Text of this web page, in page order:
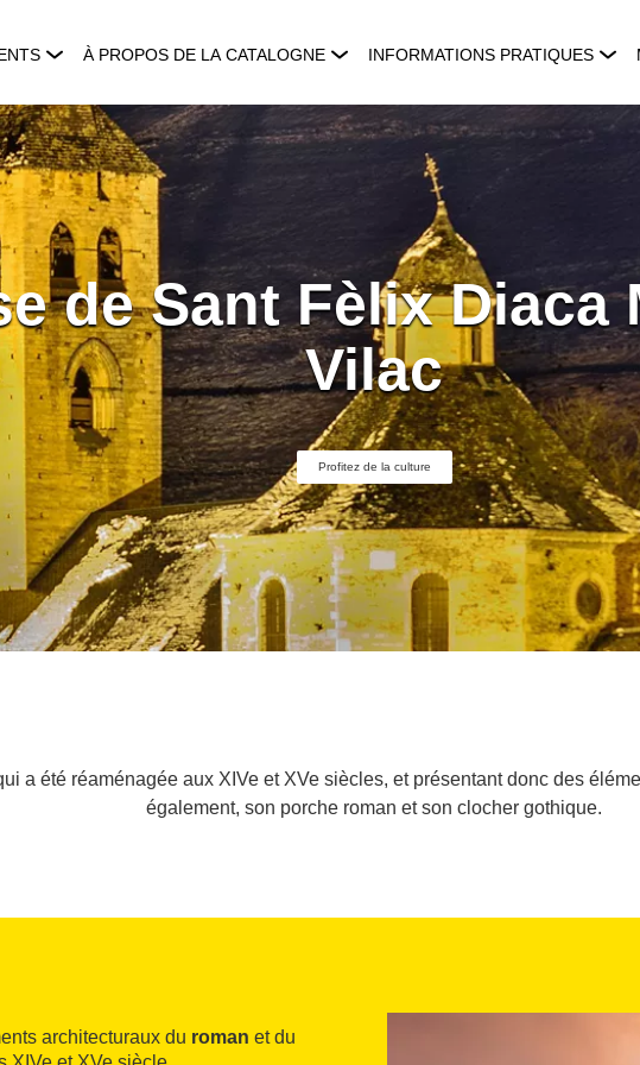
À PROPOS DE LA CATALOGNE INFORMATIONS PRATIQUES
de Sant Fèlix Diaca
Vilac
Profitez de la culture
a été réaménagée aux XIVe et XVe siècles, et présentant donc des
également, son porche roman et son clocher gothique.
architecturaux du roman et du